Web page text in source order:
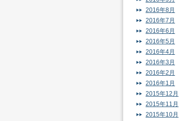
2016年8月
2016年7月
2016年6月
2016年5月
2016年4月
2016年3月
2016年2月
2016年1月
2015年12月
2015年11月
2015年10月